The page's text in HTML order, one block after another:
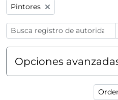
Remove filter:
Pintores
Opciones